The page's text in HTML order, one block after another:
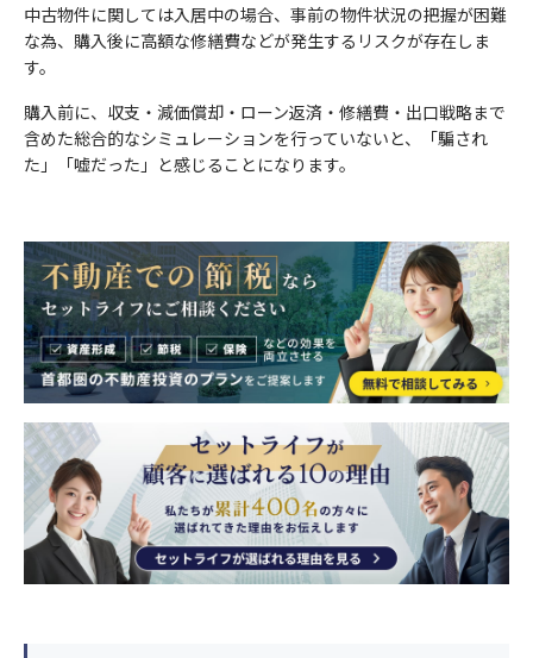
中古物件に関しては入居中の場合、事前の物件状況の把握が困難
な為、購入後に高額な修繕費などが発生するリスクが存在しま
す。
購入前に、収支・減価償却・ローン返済・修繕費・出口戦略まで
含めた総合的なシミュレーションを行っていないと、「騙され
た」「嘘だった」と感じることになります。